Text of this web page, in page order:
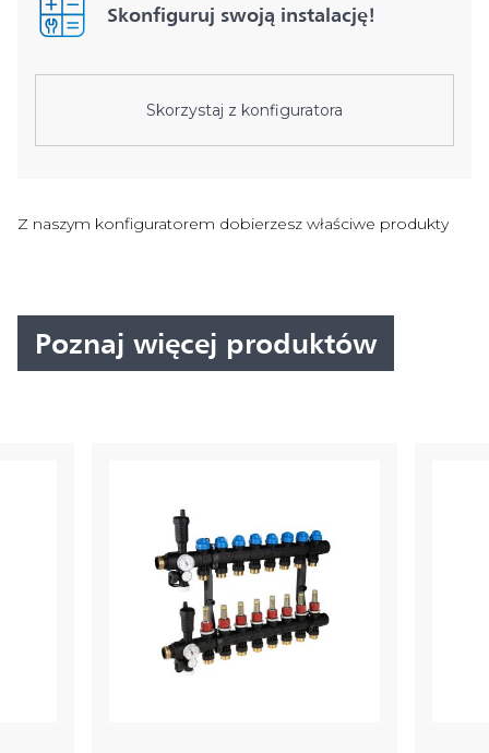
Skonfiguruj swoją instalację!
Skorzystaj z konfiguratora
Z naszym konfiguratorem dobierzesz właściwe produkty
Poznaj więcej produktów